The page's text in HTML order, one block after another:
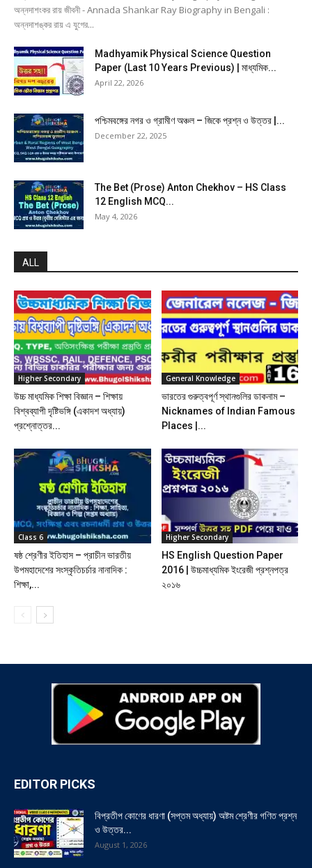
অন্নদাশংকর রায় জীবনী - Annada Shankar Ray Biography in Bengali :
অন্নদাশঙ্কর রায় এ যুগের...
Madhyamik Physical Science Question
Paper (Last 10 Years Previous) | মাধ্যমিক...
April 22, 2026
পশ্চিমবঙ্গের নগর ও গ্রামীণ অঞ্চল – জিকে প্রশ্ন ও উত্তর |...
December 22, 2025
The Bet (Prose) Anton Chekhov – HS Class
12 English MCQ...
May 4, 2026
ALL
Higher Secondary
উচ্চ মাধ্যমিক শিক্ষা বিজ্ঞান – শিক্ষায়
বিশ্বব্যাপী দৃষ্টিভঙ্গি (একাদশ অধ্যায়)
প্রশ্নোত্তর...
General Knowledge
ভারতের গুরুত্বপূর্ণ স্থানগুলির ডাকনাম –
Nicknames of Indian Famous
Places |...
Class 6
ষষ্ঠ শ্রেণীর ইতিহাস – প্রাচীন ভারতীয়
উপমহাদেশের সংস্কৃতিচর্চার নানাদিক :
শিক্ষা,...
Higher Secondary
HS English Question Paper
2016 | উচ্চমাধ্যমিক ইংরেজী প্রশ্নপত্র
২০১৬
EDITOR PICKS
বিপ্রতীপ কোণের ধারণা (সপ্তম অধ্যায়) অষ্টম শ্রেণীর গণিত প্রশ্ন
ও উত্তর...
August 1, 2026